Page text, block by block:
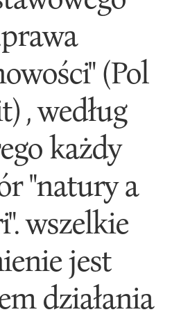
(Pol
, według
każdy
"natury a
wszelkie
jest
działania